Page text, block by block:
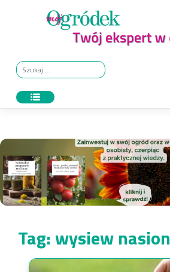
Tag:wysiew nasion